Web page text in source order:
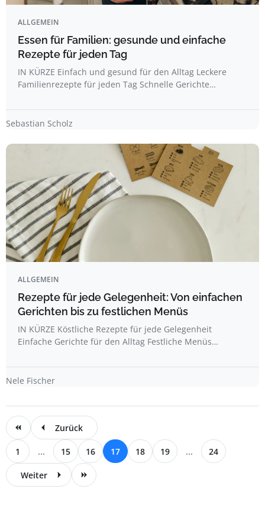
ALLGEMEIN
Essen für Familien: gesunde und einfache
Rezepte für jeden Tag
IN KÜRZE Einfach und gesund für den Alltag Leckere
Familienrezepte für jeden Tag Schnelle Gerichte…
Sebastian Scholz
ALLGEMEIN
Rezepte für jede Gelegenheit: Von einfachen
Gerichten bis zu festlichen Menüs
IN KÜRZE Köstliche Rezepte für jede Gelegenheit
Einfache Gerichte für den Alltag Festliche Menüs…
Nele Fischer
Zurück
1 ... 15 16 17 18 19 ... 24
Weiter